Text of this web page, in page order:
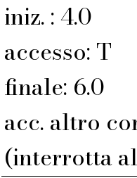
iniz. : 4.0
accesso: T
finale: 6.0
acc. altro
(interrotta